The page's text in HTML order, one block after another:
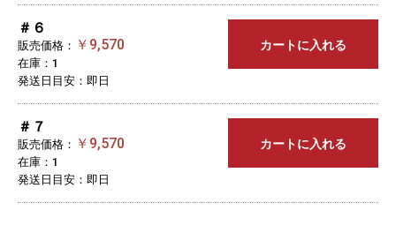
＃６
販売価格： ￥9,570
在庫：1
発送日目安：即日
カートに入れる
＃７
販売価格： ￥9,570
在庫：1
発送日目安：即日
カートに入れる